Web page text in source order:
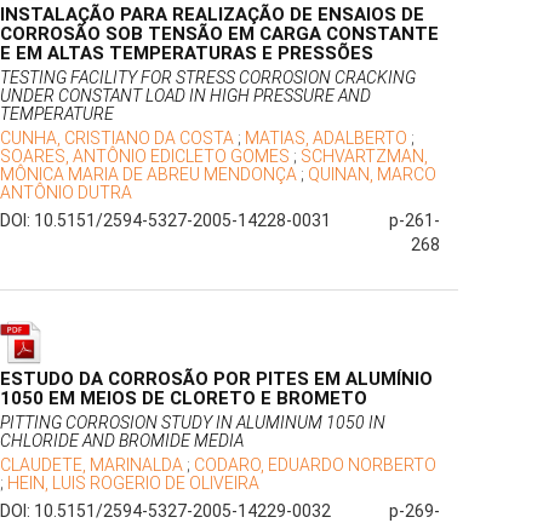
INSTALAÇÃO PARA REALIZAÇÃO DE ENSAIOS DE
CORROSÃO SOB TENSÃO EM CARGA CONSTANTE
E EM ALTAS TEMPERATURAS E PRESSÕES
TESTING FACILITY FOR STRESS CORROSION CRACKING
UNDER CONSTANT LOAD IN HIGH PRESSURE AND
TEMPERATURE
CUNHA, CRISTIANO DA COSTA ; MATIAS, ADALBERTO ;
SOARES, ANTÔNIO EDICLETO GOMES ; SCHVARTZMAN,
MÔNICA MARIA DE ABREU MENDONÇA ; QUINAN, MARCO
ANTÔNIO DUTRA
DOI: 10.5151/2594-5327-2005-14228-0031
p-261-
268
ESTUDO DA CORROSÃO POR PITES EM ALUMÍNIO
1050 EM MEIOS DE CLORETO E BROMETO
PITTING CORROSION STUDY IN ALUMINUM 1050 IN
CHLORIDE AND BROMIDE MEDIA
CLAUDETE, MARINALDA ; CODARO, EDUARDO NORBERTO
; HEIN, LUIS ROGERIO DE OLIVEIRA
DOI: 10.5151/2594-5327-2005-14229-0032
p-269-